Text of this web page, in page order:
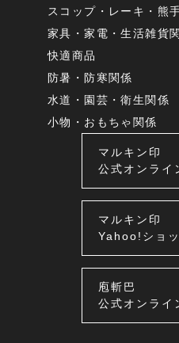
スコップ・レーキ・熊
家具・家電・生活雑貨
快適商品
防暑・防寒関係
水道・園芸・衛生関係
小物・おもちゃ関係
マルキン印
公式オンライ
マルキン印
Yahoo!ショ
庖斬巴
公式オンライ